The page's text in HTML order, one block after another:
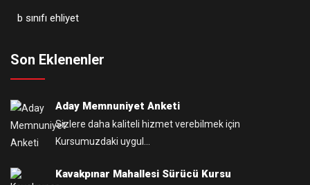
b sınıfı ehliyet
Son Eklenenler
Aday Memnuniyet Anketi
Sizlere daha kaliteli hizmet verebilmek için
Kursumuzdaki uygul...
Kavakpınar Mahallesi Sürücü Kursu